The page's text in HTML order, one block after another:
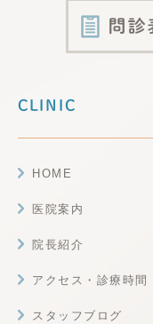
CLINIC
HOME
医院案内
院長紹介
アクセス・診療時間
スタッフブログ